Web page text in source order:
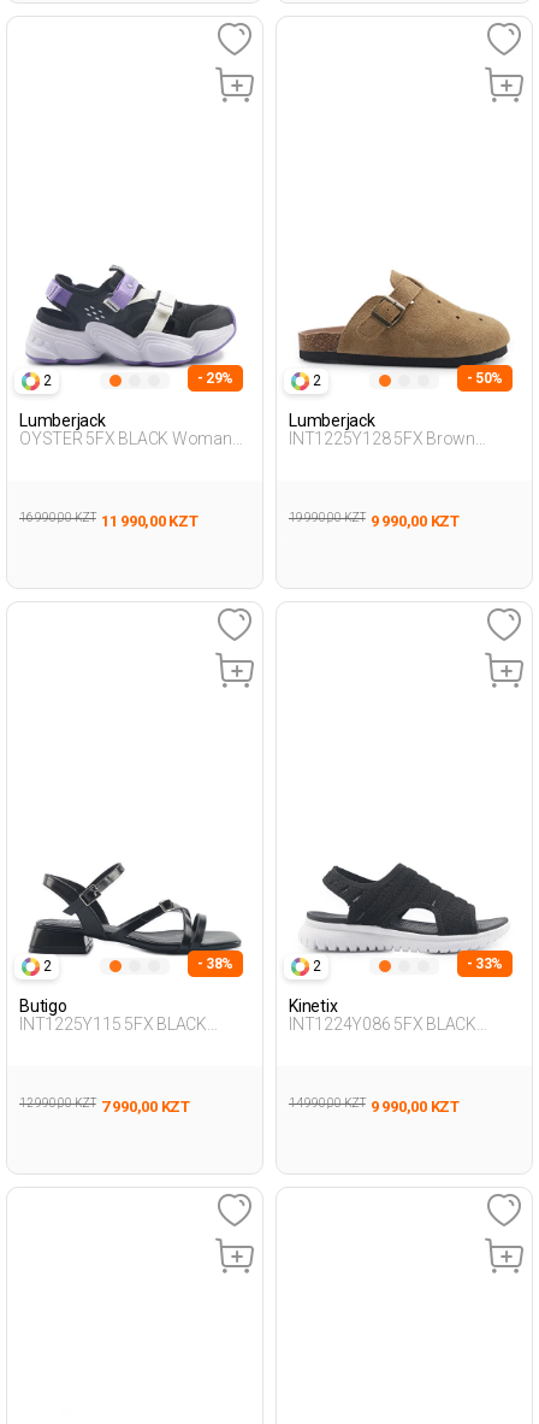
2 - 29%
Lumberjack
OYSTER 5FX BLACK Woman
16 990,00 KZT 11 990,00 KZT
2 - 50%
Lumberjack
INT1225Y128 5FX Brown
19 990,00 KZT 9 990,00 KZT
2 - 38%
Butigo
INT1225Y115 5FX BLACK
12 990,00 KZT 7 990,00 KZT
2 - 33%
Kinetix
INT1224Y086 5FX BLACK
14 990,00 KZT 9 990,00 KZT